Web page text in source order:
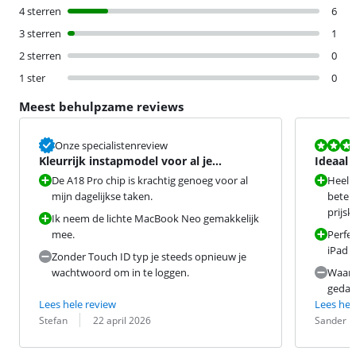
4 sterren
6
3 sterren
1
2 sterren
0
1 ster
0
Meest behulpzame reviews
Onze specialistenreview
Kleurrijk instapmodel voor al je
dagelijkse taken
De A18 Pro chip is krachtig genoeg voor al
mijn dagelijkse taken.
Ik neem de lichte MacBook Neo gemakkelijk
mee.
Zonder Touch ID typ je steeds opnieuw je
wachtwoord om in te loggen.
Lees hele review
Beoordeling door:
Stefan
Datum: 22 april 2026
Ideaal
simpel
Heel
beter
iPad
Lees
Sander
Datum: